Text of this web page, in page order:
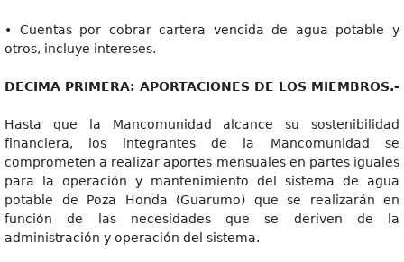
• Cuentas por cobrar cartera vencida de agua potable y
otros, incluye intereses.
DECIMA PRIMERA: APORTACIONES DE LOS MIEMBROS.-
Hasta que la Mancomunidad alcance su sostenibilidad
financiera, los integrantes de la Mancomunidad se
comprometen a realizar aportes mensuales en partes iguales
para la operación y mantenimiento del sistema de agua
potable de Poza Honda (Guarumo) que se realizarán en
función de las necesidades que se deriven de la
administración y operación del sistema.